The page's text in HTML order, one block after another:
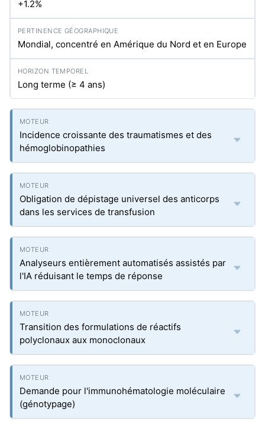
+1.2%
Mondial, concentré en Amérique du Nord et en Europe
Long terme (≥ 4 ans)
Incidence croissante des traumatismes et des
hémoglobinopathies
Obligation de dépistage universel des anticorps
dans les services de transfusion
Analyseurs entièrement automatisés assistés par
l'IA réduisant le temps de réponse
Transition des formulations de réactifs
polyclonaux aux monoclonaux
Demande pour l'immunohématologie moléculaire
(génotypage)